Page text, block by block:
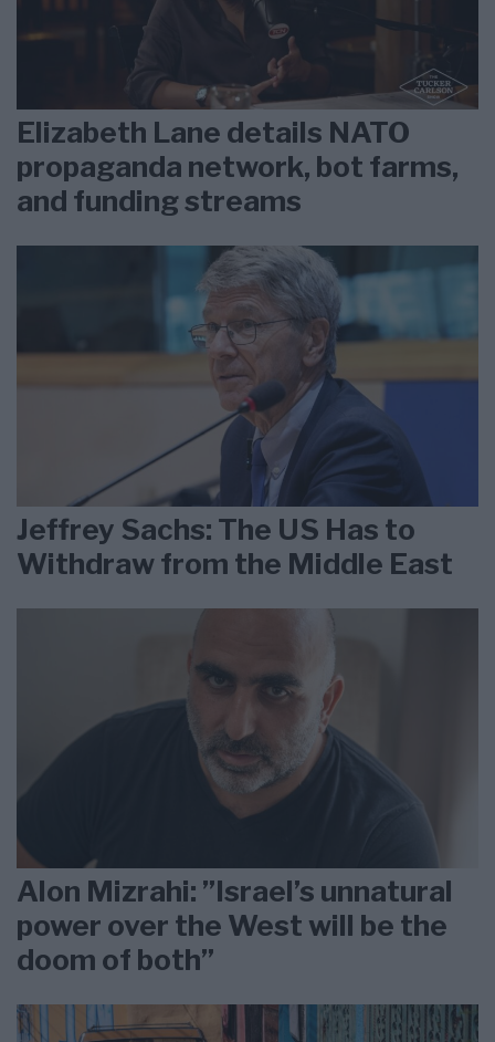
Elizabeth Lane details NATO
propaganda network, bot farms,
and funding streams
Jeffrey Sachs: The US Has to
Withdraw from the Middle East
Alon Mizrahi: ”Israel’s unnatural
power over the West will be the
doom of both”